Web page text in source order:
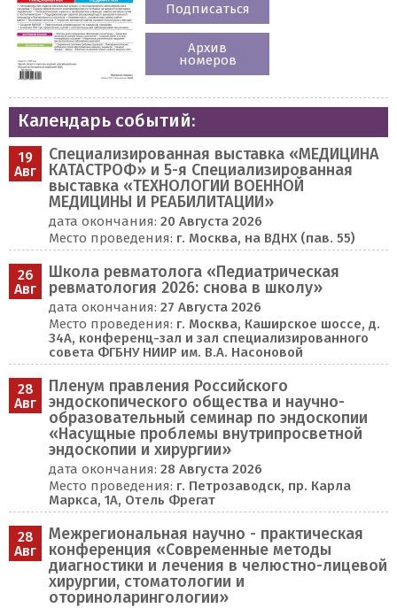
Подписаться
Архив
номеров
Календарь событий:
19
Авг
Специализированная выставка «МЕДИЦИНА
КАТАСТРОФ» и 5-я Специализированная
выставка «ТЕХНОЛОГИИ ВОЕННОЙ
МЕДИЦИНЫ И РЕАБИЛИТАЦИИ»
дата окончания: 20 Августа 2026
Место проведения: г. Москва, на ВДНХ (пав. 55)
26
Авг
Школа ревматолога «Педиатрическая
ревматология 2026: снова в школу»
дата окончания: 27 Августа 2026
Место проведения: г. Москва, Каширское шоссе, д.
34А, конференц-зал и зал специализированного
совета ФГБНУ НИИР им. В.А. Насоновой
28
Авг
Пленум правления Российского
эндоскопического общества и научно-
образовательный семинар по эндоскопии
«Насущные проблемы внутрипросветной
эндоскопии и хирургии»
дата окончания: 28 Августа 2026
Место проведения: г. Петрозаводск, пр. Карла
Маркса, 1А, Отель Фрегат
28
Авг
Межрегиональная научно - практическая
конференция «Современные методы
диагностики и лечения в челюстно-лицевой
хирургии, стоматологии и
оториноларингологии»